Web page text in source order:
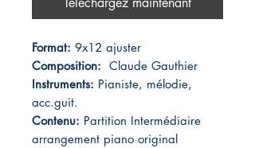
Format: 9x12 ajuster
Composition: Claude Gauthier
Instruments: Pianiste, mélodie,
acc.guit.
Contenu: Partition Intermédiaire
arrangement piano original